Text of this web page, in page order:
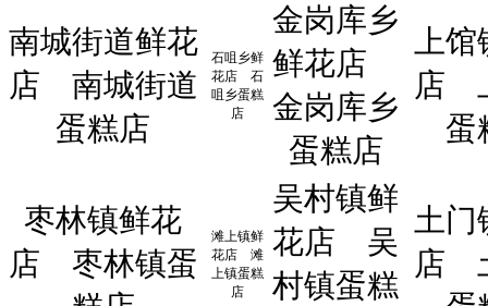
南城街道鲜花
店
南城街道
蛋糕店
石咀乡鲜
花店
石
咀乡蛋糕
店
金岗库乡
鲜花店
金岗库乡
蛋糕店
上
店
蛋
枣林镇鲜花
店
枣林镇蛋
滩上镇鲜
花店
滩
上镇蛋糕
店
吴村镇鲜
花店
吴
村镇蛋糕
土门
店